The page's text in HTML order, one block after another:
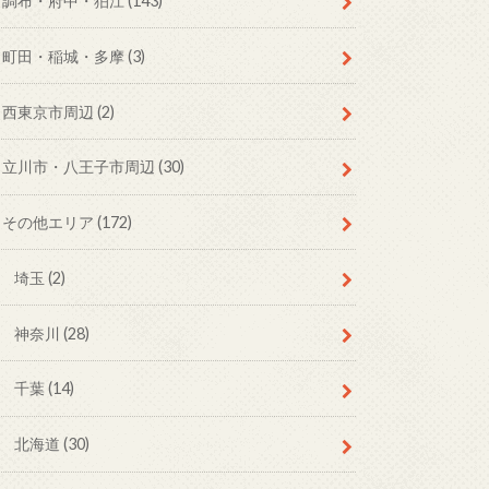
町田・稲城・多摩 (3)
西東京市周辺 (2)
立川市・八王子市周辺 (30)
その他エリア (172)
埼玉(2)
神奈川(28)
千葉(14)
北海道(30)